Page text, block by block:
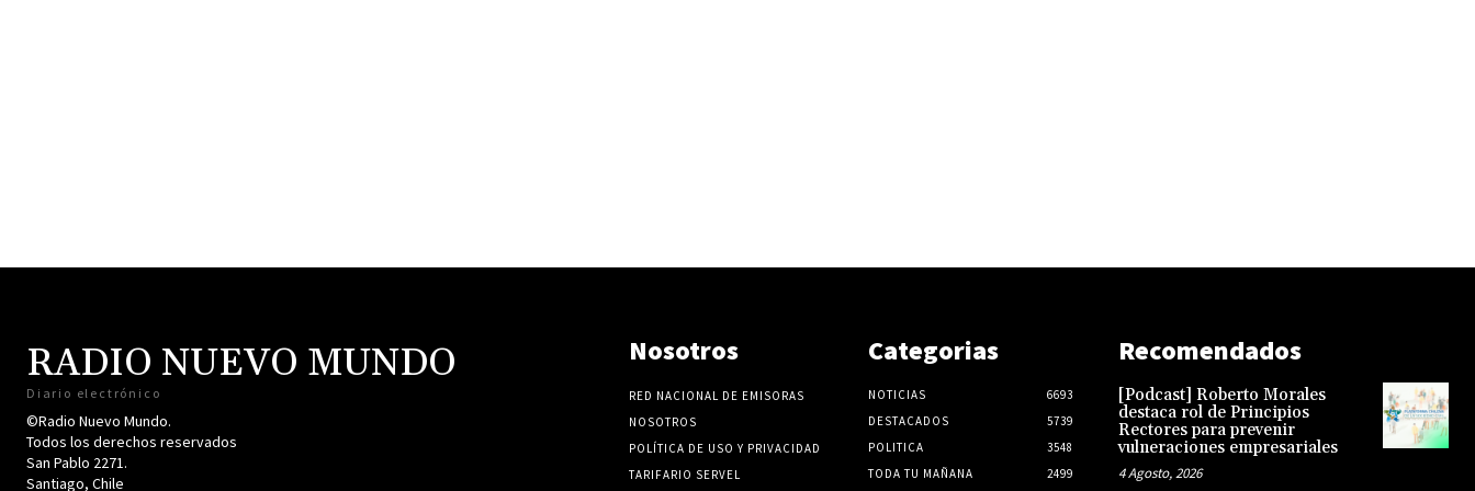
RADIO NUEVO MUNDO
Diario electrónico
©Radio Nuevo Mundo.
Todos los derechos reservados
San Pablo 2271.
Santiago, Chile
Nosotros
RED NACIONAL DE EMISORAS
NOSOTROS
POLÍTICA DE USO Y PRIVACIDAD
TARIFARIO SERVEL
Categorias
NOTICIAS
6693
DESTACADOS
5739
POLITICA
3548
TODA TU MAÑANA
2499
Recomendados
[Podcast] Roberto Morales
destaca rol de Principios
Rectores para prevenir
vulneraciones empresariales
4 Agosto, 2026